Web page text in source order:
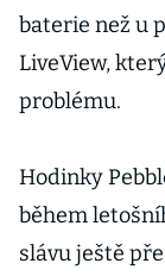
baterie než u
LiveView,
problému.
Hodinky
během
slávu ještě